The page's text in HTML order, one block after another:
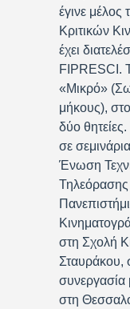
έγινε
Κριτικών
έχει
FIPRESCI.
«Μικρό»
μήκους),
δύο
σε
Ένωση
στη Σχολή
Σταυράκου,
στη